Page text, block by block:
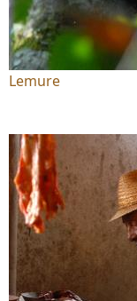
Lemure